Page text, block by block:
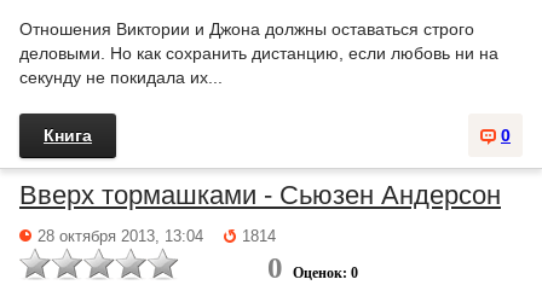
Отношения Виктории и Джона должны оставаться строго
деловыми. Но как сохранить дистанцию, если любовь ни на
секунду не покидала их...
0
Книга
Вверх тормашками - Сьюзен Андерсон
28 октября 2013, 13:04 1814
0 Оценок: 0